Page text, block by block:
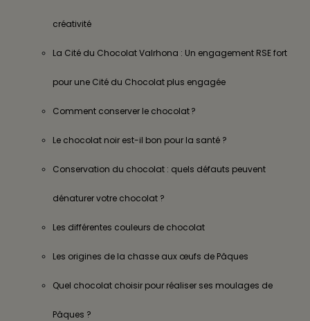
créativité
La Cité du Chocolat Valrhona : Un engagement RSE fort
pour une Cité du Chocolat plus engagée
Comment conserver le chocolat ?
Le chocolat noir est-il bon pour la santé ?
Conservation du chocolat : quels défauts peuvent
dénaturer votre chocolat ?
Les différentes couleurs de chocolat
Les origines de la chasse aux œufs de Pâques
Quel chocolat choisir pour réaliser ses moulages de
Pâques ?